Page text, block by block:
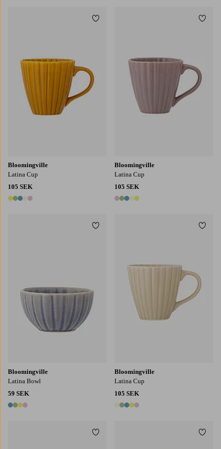
Bloomingville
Latina Cup
105 SEK
5 färger
Lägg till i favoriter
Bloomingville
Latina Cup
105 SEK
5 färger
Bloomingville
Latina Bowl
59 SEK
4 färger
Lägg till i favoriter
Bloomingville
Latina Cup
105 SEK
5 färger
Lägg till i favoriter